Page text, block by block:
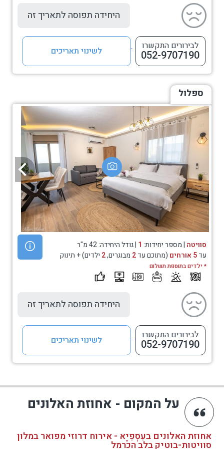
היחידה תפוסה לתאריך זה
לבירורים התקשרו
052-9707190 לשינוי תאריכים
ספלול
סוויטה | מספר יחידות: 1 | גודל היחידה: 42 מ"ר
עד5 אורחים (מתוכם עד2 מבוגרים,2 ילדים) + תינוק
* ילדים בתוספת תשלום
היחידה תפוסה לתאריך זה
לבירורים התקשרו
052-9707190 לשינוי תאריכים
על המקום - אחוזת האלונים
אחוזת האלונים בעִסְפִיָא - אירוח דרוזי מפואר במלון
סוויטות-בוטיק בלב הכרמל